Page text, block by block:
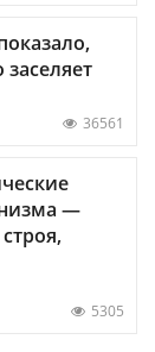
36561
—
5305